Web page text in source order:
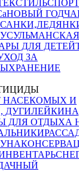
НОВЫЙ ГОД
ДЛЯ ДЕТЕЙ
ЗА
ХРАНЕНИЕ
НАСЕКОМЫХ И
ДУГИЛЕЙКИ
ДЛЯ ОТДЫХА